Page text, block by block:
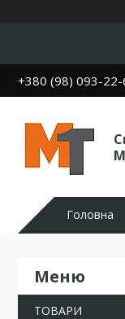
+380 (98) 093-22-
Головна
ТОВАРИ